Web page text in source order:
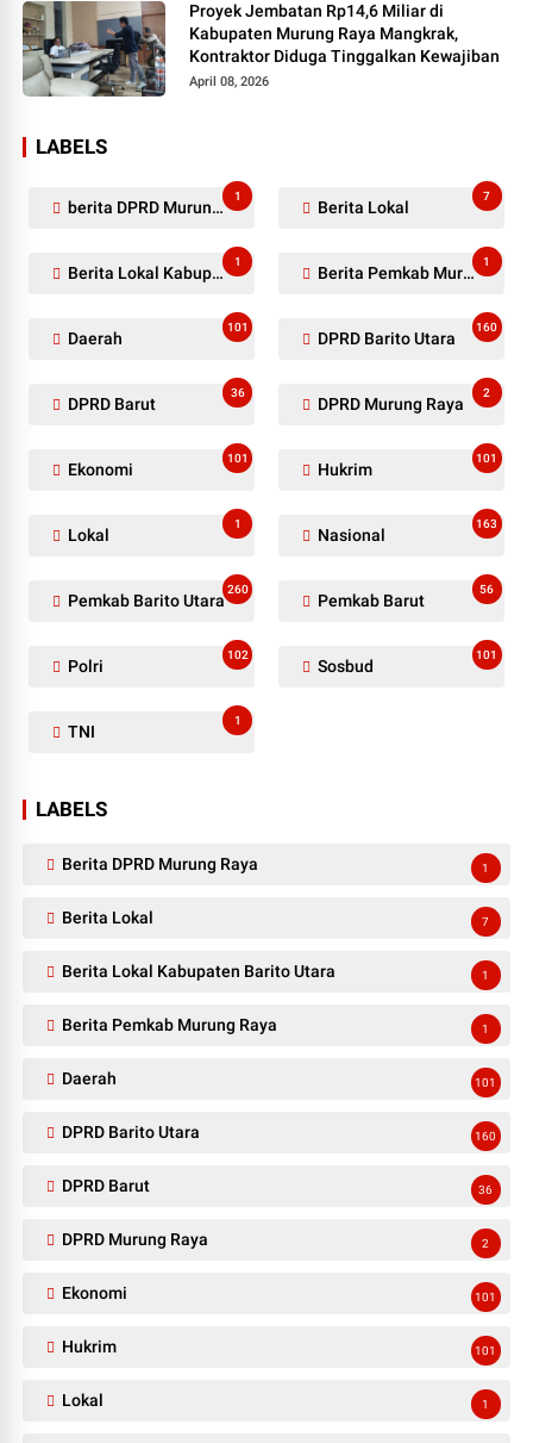
Proyek Jembatan Rp14,6 Miliar di
Kabupaten Murung Raya Mangkrak,
Kontraktor Diduga Tinggalkan Kewajiban
April 08, 2026
LABELS
berita DPRD Murung Raya
1
Berita Lokal
7
Berita Lokal Kabupaten Barito Utara
1
Berita Pemkab Murung Raya
1
Daerah
101
DPRD Barito Utara
160
DPRD Barut
36
DPRD Murung Raya
2
Ekonomi
101
Hukrim
101
Lokal
1
Nasional
163
Pemkab Barito Utara
260
Pemkab Barut
56
Polri
102
Sosbud
101
TNI
1
LABELS
Berita DPRD Murung Raya 1
Berita Lokal 7
Berita Lokal Kabupaten Barito Utara 1
Berita Pemkab Murung Raya 1
Daerah 101
DPRD Barito Utara 160
DPRD Barut 36
DPRD Murung Raya 2
Ekonomi 101
Hukrim 101
Lokal 1